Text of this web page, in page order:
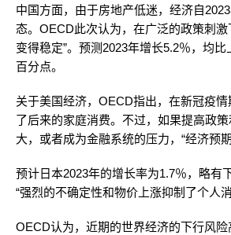
中国方面，由于房地产低迷，经济自
态。OECD此次认为，在广泛的政策刺激
变得稳定”。预测2023年增长5.2％，均
百分点。
关于美国经济，OECD指出，在新冠疫
了后来的家庭消费。不过，如果提高政
大，或者成为金融系统的压力，“经济预期
预计日本2023年的增长率为1.7％，略有
“强烈的不确定性和物价上涨抑制了个人消
OECD认为，近期的世界经济的下行风险